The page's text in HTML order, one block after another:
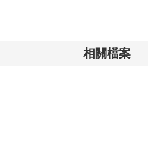
相關檔案